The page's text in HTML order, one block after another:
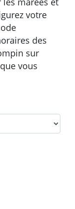
votre
des
sur
vous